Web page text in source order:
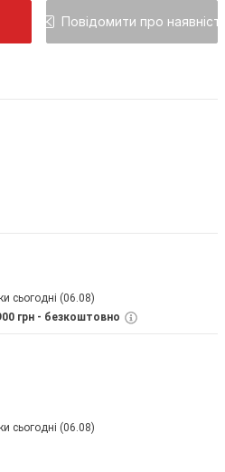
Повідомити про
сьогодні (06.08)
грн - безкоштовно
сьогодні (06.08)